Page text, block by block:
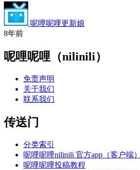
呢哩呢哩更新娘
8年前
呢哩呢哩（nilinili）
免责声明
关于我们
联系我们
传送门
分类索引
呢哩呢哩nilinili 官方app（客户端
呢哩呢哩投稿教程